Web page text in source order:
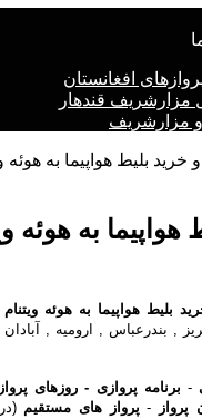
افغانستان
مزارشریف قندهار
مزارشریف
خرید بلیط هواپیما به هوئه
به هوئه
بلیط هواپیما به هوئه
, بندرعباس , ارومیه ,
- برنامه پروازی - روزهای
- پرواز های مستقیم